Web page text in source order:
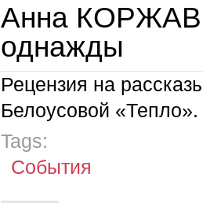
Анна
однажды
Рецензия на
Белоусовой «Тепло».
Tags:
События